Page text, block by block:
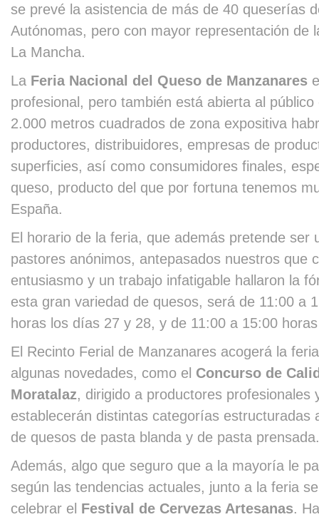
se prevé la asistencia de más de 40 queserías
Autónomas, pero con mayor representación de
La Mancha.
La Feria Nacional del Queso de Manzanares
profesional, pero también está abierta al
2.000 metros cuadrados de zona expositiva
productores, distribuidores, empresas de
superficies, así como consumidores finales,
queso, producto del que por fortuna tenemos
España.
El horario de la feria, que además pretende ser
pastores anónimos, antepasados nuestros que
entusiasmo y un trabajo infatigable hallaron la
esta gran variedad de quesos, será de 11:00 a
horas los días 27 y 28, y de 11:00 a 15:00
El Recinto Ferial de Manzanares acogerá la
algunas novedades, como el Concurso de
Moratalaz, dirigido a productores profesionales
establecerán distintas categorías estructuradas
de quesos de pasta blanda y de pasta prensada.
Además, algo que seguro que a la mayoría le
según las tendencias actuales, junto a la feria
celebrar el Festival de Cervezas Artesanas.